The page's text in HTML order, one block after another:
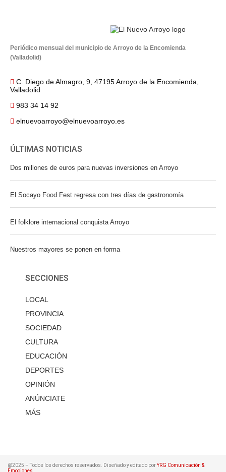
Periódico mensual del municipio de Arroyo de la Encomienda
(Valladolid)
C. Diego de Almagro, 9, 47195 Arroyo de la Encomienda,
Valladolid
983 34 14 92
elnuevoarroyo@elnuevoarroyo.es
ÚLTIMAS NOTICIAS
Dos millones de euros para nuevas inversiones en Arroyo
El Socayo Food Fest regresa con tres días de gastronomía
El folklore internacional conquista Arroyo
Nuestros mayores se ponen en forma
SECCIONES
LOCAL
PROVINCIA
SOCIEDAD
CULTURA
EDUCACIÓN
DEPORTES
OPINIÓN
ANÚNCIATE
MÁS
@2025 – Todos los derechos reservados. Diseñado y editado porYRG Comunicación &
Emociones